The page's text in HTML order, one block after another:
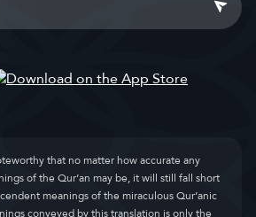
that no matter how accurate any
of the Qur’an may be, it will still fall short
meanings of the miraculous Qur’anic